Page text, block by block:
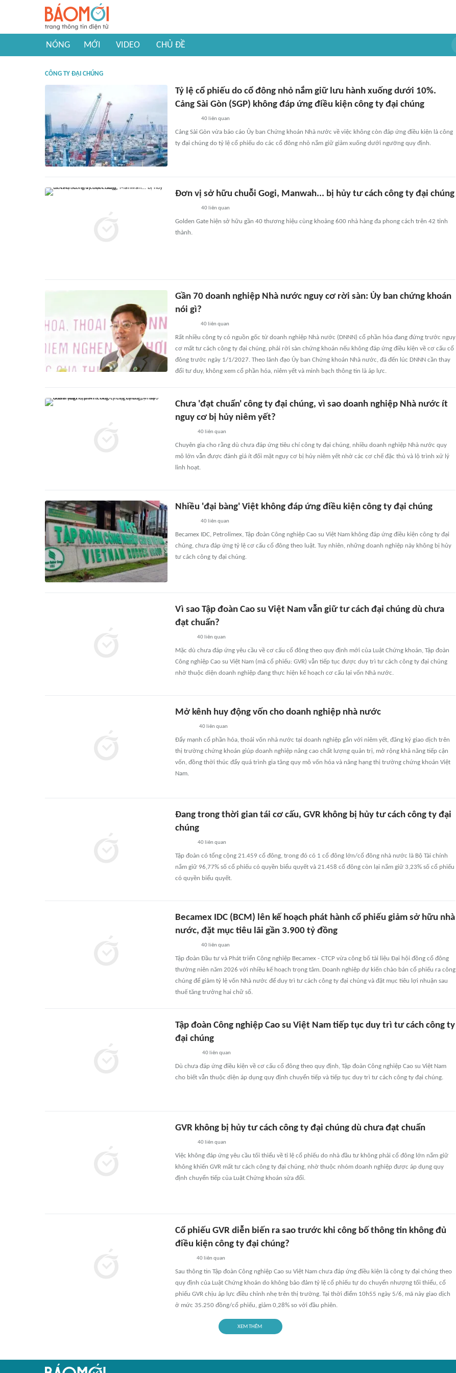
NÓNG MỚI VIDEO CHỦ ĐỀ
CÔNG TY ĐẠI CHÚNG
Tỷ lệ cổ phiếu do cổ đông nhỏ nắm giữ lưu hành xuống dưới 10%.
Cảng Sài Gòn (SGP) không đáp ứng điều kiện công ty đại chúng
40liên quan
Cảng Sài Gòn vừa báo cáo Ủy ban Chứng khoán Nhà nước về việc không còn đáp ứng điều kiện là công
ty đại chúng do tỷ lệ cổ phiếu do các cổ đông nhỏ nắm giữ giảm xuống dưới ngưỡng quy định.
Đơn vị sở hữu chuỗi Gogi, Manwah... bị hủy tư cách công ty đại chúng
40liên quan
Golden Gate hiện sở hữu gần 40 thương hiệu cùng khoảng 600 nhà hàng đa phong cách trên 42 tỉnh
thành.
Gần 70 doanh nghiệp Nhà nước nguy cơ rời sàn: Ủy ban chứng khoán
nói gì?
40liên quan
Rất nhiều công ty có nguồn gốc từ doanh nghiệp Nhà nước (DNNN) cổ phần hóa đang đứng trước nguy
cơ mất tư cách công ty đại chúng, phải rời sàn chứng khoán nếu không đáp ứng điều kiện về cơ cấu cổ
đông trước ngày 1/1/2027. Theo lãnh đạo Ủy ban Chứng khoán Nhà nước, đã đến lúc DNNN cần thay
đổi tư duy, không xem cổ phần hóa, niêm yết và minh bạch thông tin là áp lực.
Chưa 'đạt chuẩn' công ty đại chúng, vì sao doanh nghiệp Nhà nước ít
nguy cơ bị hủy niêm yết?
40 liên quan
Chuyên gia cho rằng dù chưa đáp ứng tiêu chí công ty đại chúng, nhiều doanh nghiệp Nhà nước quy
mô lớn vẫn được đánh giá ít đối mặt nguy cơ bị hủy niêm yết nhờ các cơ chế đặc thù và lộ trình xử lý
linh hoạt.
Nhiều 'đại bàng' Việt không đáp ứng điều kiện công ty đại chúng
40liên quan
Becamex IDC, Petrolimex, Tập đoàn Công nghiệp Cao su Việt Nam không đáp ứng điều kiện công ty đại
chúng, chưa đáp ứng tỷ lệ cơ cấu cổ đông theo luật. Tuy nhiên, những doanh nghiệp này không bị hủy
tư cách công ty đại chúng.
Vì sao Tập đoàn Cao su Việt Nam vẫn giữ tư cách đại chúng dù chưa
đạt chuẩn?
40liên quan
Mặc dù chưa đáp ứng yêu cầu về cơ cấu cổ đông theo quy định mới của Luật Chứng khoán, Tập đoàn
Công nghiệp Cao su Việt Nam (mã cổ phiếu: GVR) vẫn tiếp tục được duy trì tư cách công ty đại chúng
nhờ thuộc diện doanh nghiệp đang thực hiện kế hoạch cơ cấu lại vốn Nhà nước.
Mở kênh huy động vốn cho doanh nghiệp nhà nước
40 liên quan
Đẩy mạnh cổ phần hóa, thoái vốn nhà nước tại doanh nghiệp gắn với niêm yết, đăng ký giao dịch trên
thị trường chứng khoán giúp doanh nghiệp nâng cao chất lượng quản trị, mở rộng khả năng tiếp cận
vốn, đồng thời thúc đẩy quá trình gia tăng quy mô vốn hóa và nâng hạng thị trường chứng khoán Việt
Nam.
Đang trong thời gian tái cơ cấu, GVR không bị hủy tư cách công ty đại
chúng
40 liên quan
Tập đoàn có tổng cộng 21.459 cổ đông, trong đó có 1 cổ đông lớn/cổ đông nhà nước là Bộ Tài chính
nắm giữ 96,77% số cổ phiếu có quyền biểu quyết và 21.458 cổ đông còn lại nắm giữ 3,23% số cổ phiếu
có quyền biểu quyết.
Becamex IDC (BCM) lên kế hoạch phát hành cổ phiếu giảm sở hữu nhà
nước, đặt mục tiêu lãi gần 3.900 tỷ đồng
40liên quan
Tập đoàn Đầu tư và Phát triển Công nghiệp Becamex - CTCP vừa công bố tài liệu Đại hội đồng cổ đông
thường niên năm 2026 với nhiều kế hoạch trọng tâm. Doanh nghiệp dự kiến chào bán cổ phiếu ra công
chúng để giảm tỷ lệ vốn Nhà nước để duy trì tư cách công ty đại chúng và đặt mục tiêu lợi nhuận sau
thuế tăng trưởng hai chữ số.
Tập đoàn Công nghiệp Cao su Việt Nam tiếp tục duy trì tư cách công ty
đại chúng
40 liên quan
Dù chưa đáp ứng điều kiện về cơ cấu cổ đông theo quy định, Tập đoàn Công nghiệp Cao su Việt Nam
cho biết vẫn thuộc diện áp dụng quy định chuyển tiếp và tiếp tục duy trì tư cách công ty đại chúng.
GVR không bị hủy tư cách công ty đại chúng dù chưa đạt chuẩn
40 liên quan
Việc không đáp ứng yêu cầu tối thiểu về tỉ lệ cổ phiếu do nhà đầu tư không phải cổ đông lớn nắm giữ
không khiến GVR mất tư cách công ty đại chúng, nhờ thuộc nhóm doanh nghiệp được áp dụng quy
định chuyển tiếp của Luật Chứng khoán sửa đổi.
Cổ phiếu GVR diễn biến ra sao trước khi công bố thông tin không đủ
điều kiện công ty đại chúng?
40 liên quan
Sau thông tin Tập đoàn Công nghiệp Cao su Việt Nam chưa đáp ứng điều kiện là công ty đại chúng theo
quy định của Luật Chứng khoán do không bảo đảm tỷ lệ cổ phiếu tự do chuyển nhượng tối thiểu, cổ
phiếu GVR chịu áp lực điều chỉnh nhẹ trên thị trường. Tại thời điểm 10h55 ngày 5/6, mã này giao dịch
ở mức 35.250 đồng/cổ phiếu, giảm 0,28% so với đầu phiên.
XEM THÊM